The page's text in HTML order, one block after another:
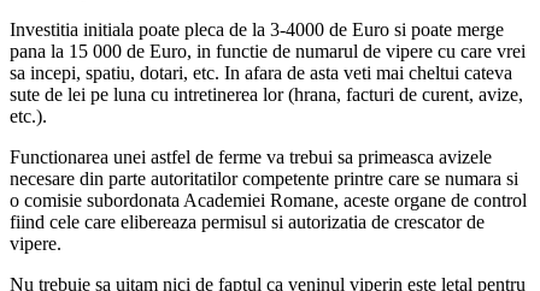
Investitia initiala poate pleca de la 3-4000 de Euro si poate merge
pana la 15 000 de Euro, in functie de numarul de vipere cu care vrei
sa incepi, spatiu, dotari, etc. In afara de asta veti mai cheltui cateva
sute de lei pe luna cu intretinerea lor (hrana, facturi de curent, avize,
etc.).
Functionarea unei astfel de ferme va trebui sa primeasca avizele
necesare din parte autoritatilor competente printre care se numara si
o comisie subordonata Academiei Romane, aceste organe de control
fiind cele care elibereaza permisul si autorizatia de crescator de
vipere.
Nu trebuie sa uitam nici de faptul ca veninul viperin este letal pentru